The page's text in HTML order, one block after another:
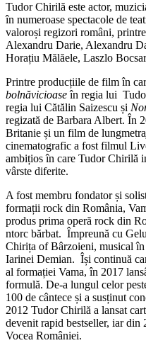
Tudor Chirilă este actor,
în numeroase spectacole de
valoroși regizori români,
Alexandru Darie, Alexandru
Horațiu Mălăele, Laszlo
Printre producțiile de film în
bolnăvicioaseîn regia lui
regia lui Cătălin Saizescu și
regizată de Barbara Albert. În
Britanie și un film de
cinematografic a fost filmul
ambițios în care Tudor Chirilă
vârste diferite.
A fost membru fondator și
formații rock din România,
produs prima operă rock din
ntorc bărbat. Împreună cu
Chirița of Bârzoieni, musical în
Iarinei Demian. Își continuă
al formației Vama, în 2017
formulă. De-a lungul celor
100 de cântece și a susținut
2012 Tudor Chirilă a lansat
devenit rapid bestseller, iar
Vocea României.